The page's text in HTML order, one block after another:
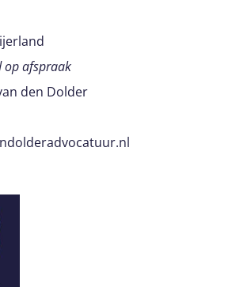
op afspraak
den Dolder